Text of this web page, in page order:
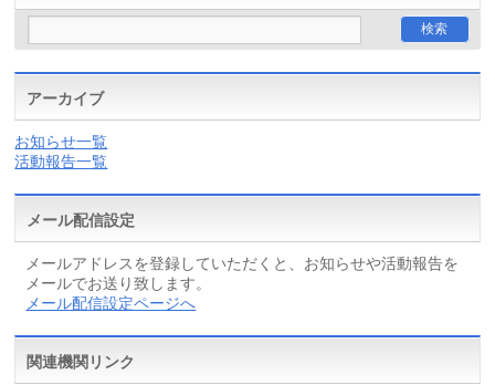
アーカイブ
お知らせ一覧
活動報告一覧
メール配信設定
メールアドレスを登録していただくと、お知らせや活動報告を
メールでお送り致します。
メール配信設定ページへ
関連機関リンク